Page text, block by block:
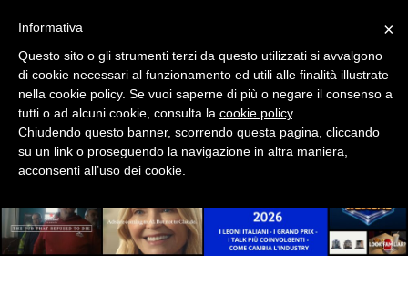
PROMOZIONI
PRODOTTI
CSR
×
Informativa
Questo sito o gli strumenti terzi da questo utilizzati si avvalgono
di cookie necessari al funzionamento ed utili alle finalità illustrate
nella cookie policy. Se vuoi saperne di più o negare il consenso a
tutti o ad alcuni cookie, consulta la cookie policy.
Chiudendo questo banner, scorrendo questa pagina, cliccando
su un link o proseguendo la navigazione in altra maniera,
acconsenti all’uso dei cookie.